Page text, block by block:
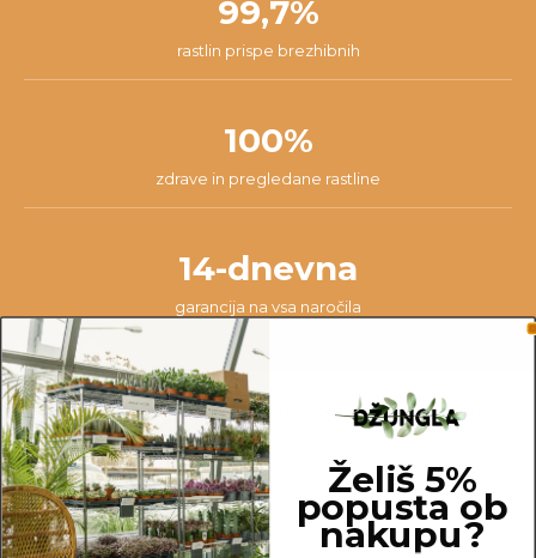
99,7%
rastlin prispe brezhibnih
100%
zdrave in pregledane rastline
14-dnevna
garancija na vsa naročila
Dimenzije: višina 10cm, širina 8cm, globina 9cm
Material: plastika
Barva:prozorna Želiš 5%
popusta ob
nakupu?